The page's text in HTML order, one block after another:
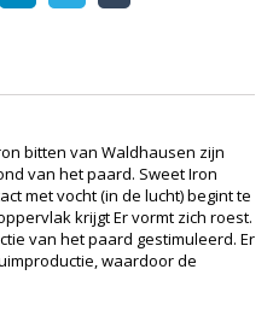
bitten van Waldhausen zijn
van het paard. Sweet Iron
met vocht (in de lucht) begint te
krijgt Er vormt zich roest.
van het paard gestimuleerd. Er
waardoor de